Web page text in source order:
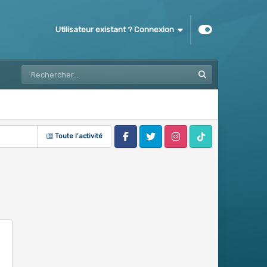
Utilisateur existant ? Connexion
Toute l’activité
FacebookTwitter InstagramTik Tok